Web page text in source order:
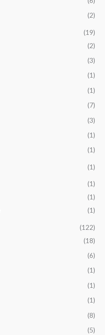
(2)
(19)
(2)
(3)
(1)
(1)
(7)
(3)
(1)
(1)
(1)
(1)
(1)
(1)
(122)
(18)
(6)
(1)
(1)
(1)
(8)
(5)